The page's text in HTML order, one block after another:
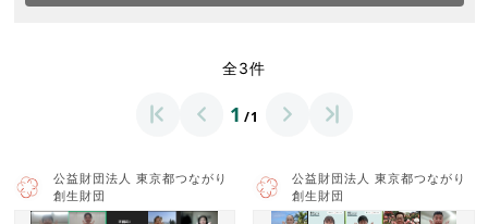
全3件
1 /1
公益財団法人 東京都つながり
創生財団
公益財団法人 東京都つながり
創生財団